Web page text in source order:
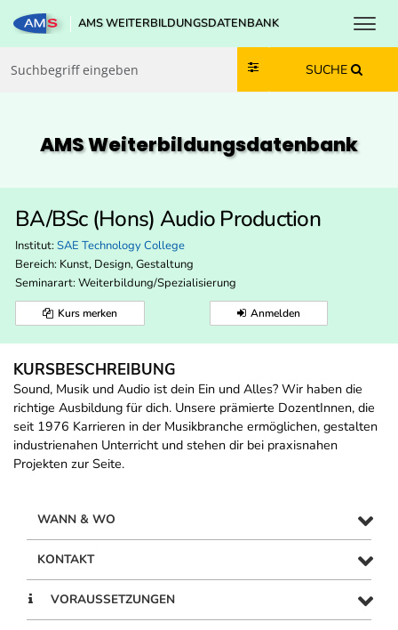
Zum Inhalt springen
Zum Navmenü springen
Zur Suche springen
Zur Footer springen
AMS WEITERBILDUNGSDATENBANK
SUCHE
AMS Weiterbildungs­datenbank
BA/BSc (Hons) Audio Production
Institut: SAE Technology College
Bereich: Kunst, Design, Gestaltung
Seminarart: Weiterbildung/Spezialisierung
Kurs merken Anmelden
KURSBESCHREIBUNG
Sound, Musik und Audio ist dein Ein und Alles? Wir haben die
richtige Ausbildung für dich. Unsere prämierte DozentInnen, die
seit 1976 Karrieren in der Musikbranche ermöglichen, gestalten
industrienahen Unterricht und stehen dir bei praxisnahen
Projekten zur Seite.
WANN & WO
KONTAKT
VORAUSSETZUNGEN